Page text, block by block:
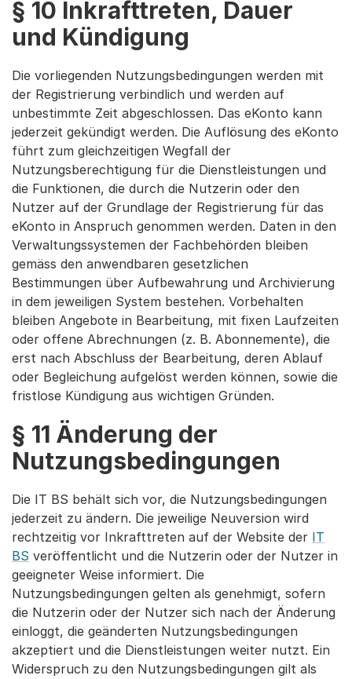
§ 10 Inkrafttreten, Dauer
und Kündigung
Die vorliegenden Nutzungsbedingungen werden mit
der Registrierung verbindlich und werden auf
unbestimmte Zeit abgeschlossen. Das eKonto kann
jederzeit gekündigt werden. Die Auflösung des eKonto
führt zum gleichzeitigen Wegfall der
Nutzungsberechtigung für die Dienstleistungen und
die Funktionen, die durch die Nutzerin oder den
Nutzer auf der Grundlage der Registrierung für das
eKonto in Anspruch genommen werden. Daten in den
Verwaltungssystemen der Fachbehörden bleiben
gemäss den anwendbaren gesetzlichen
Bestimmungen über Aufbewahrung und Archivierung
in dem jeweiligen System bestehen. Vorbehalten
bleiben Angebote in Bearbeitung, mit fixen Laufzeiten
oder offene Abrechnungen (z. B. Abonnemente), die
erst nach Abschluss der Bearbeitung, deren Ablauf
oder Begleichung aufgelöst werden können, sowie die
fristlose Kündigung aus wichtigen Gründen.
§ 11 Änderung der
Nutzungsbedingungen
Die IT BS behält sich vor, die Nutzungsbedingungen
jederzeit zu ändern. Die jeweilige Neuversion wird
rechtzeitig vor Inkrafttreten auf der Website der IT
BS veröffentlicht und die Nutzerin oder der Nutzer in
geeigneter Weise informiert. Die
Nutzungsbedingungen gelten als genehmigt, sofern
die Nutzerin oder der Nutzer sich nach der Änderung
einloggt, die geänderten Nutzungsbedingungen
akzeptiert und die Dienstleistungen weiter nutzt. Ein
Widerspruch zu den Nutzungsbedingungen gilt als